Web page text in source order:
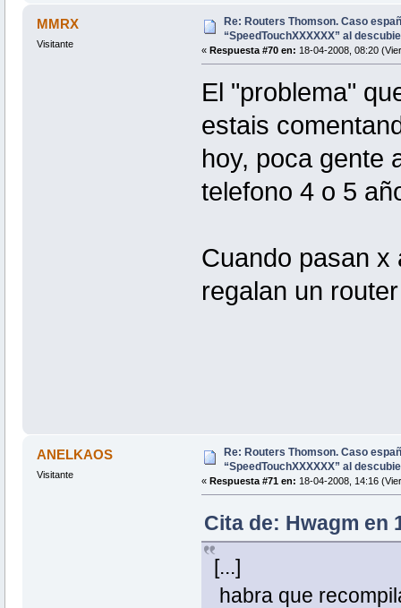
MMRX
Visitante
Re: Routers Thomson. Caso
“SpeedTouchXXXXXX” al
« Respuesta #70 en: 18-04-2008, 08:20
El "problema"
estais
hoy, poca gente
telefono 4 o 5
Cuando pasan x
regalan un
ANELKAOS
Visitante
Re: Routers Thomson. Caso
“SpeedTouchXXXXXX” al
« Respuesta #71 en: 18-04-2008, 14:16
Cita de: Hwagm en
[...]
habra que